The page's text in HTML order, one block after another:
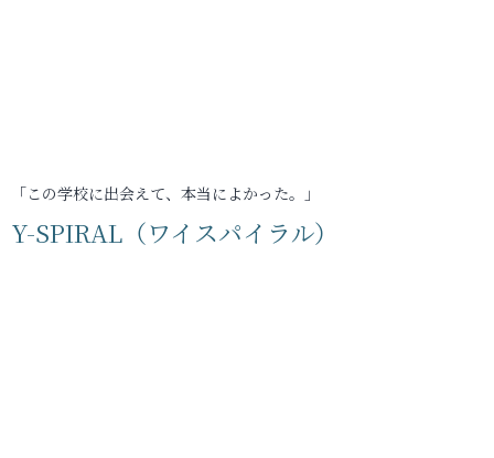
「この学校に出会えて、本当によかった。」
Y-SPIRAL（ワイスパイラル）